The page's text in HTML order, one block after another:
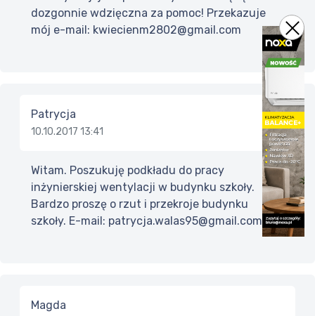
dozgonnie wdzięczna za pomoc! Przekazuje
mój e-mail: kwiecienm2802@gmail.com
Patrycja
10.10.2017 13:41
Witam. Poszukuję podkładu do pracy
inżynierskiej wentylacji w budynku szkoły.
Bardzo proszę o rzut i przekroje budynku
szkoły. E-mail: patrycja.walas95@gmail.com
Magda